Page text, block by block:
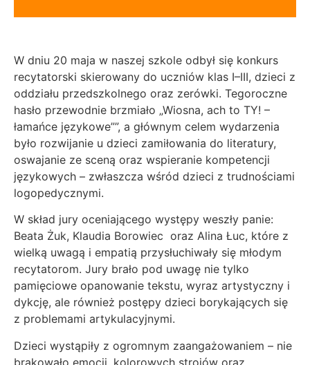
W dniu 20 maja w naszej szkole odbył się konkurs
recytatorski skierowany do uczniów klas I–III, dzieci z
oddziału przedszkolnego oraz zerówki. Tegoroczne
hasło przewodnie brzmiało „Wiosna, ach to TY! –
łamańce językowe””, a głównym celem wydarzenia
było rozwijanie u dzieci zamiłowania do literatury,
oswajanie ze sceną oraz wspieranie kompetencji
językowych – zwłaszcza wśród dzieci z trudnościami
logopedycznymi.
W skład jury oceniającego występy weszły panie:
Beata Żuk, Klaudia Borowiec oraz Alina Łuc, które z
wielką uwagą i empatią przysłuchiwały się młodym
recytatorom. Jury brało pod uwagę nie tylko
pamięciowe opanowanie tekstu, wyraz artystyczny i
dykcję, ale również postępy dzieci borykających się
z problemami artykulacyjnymi.
Dzieci wystąpiły z ogromnym zaangażowaniem – nie
brakowało emocji, kolorowych strojów oraz